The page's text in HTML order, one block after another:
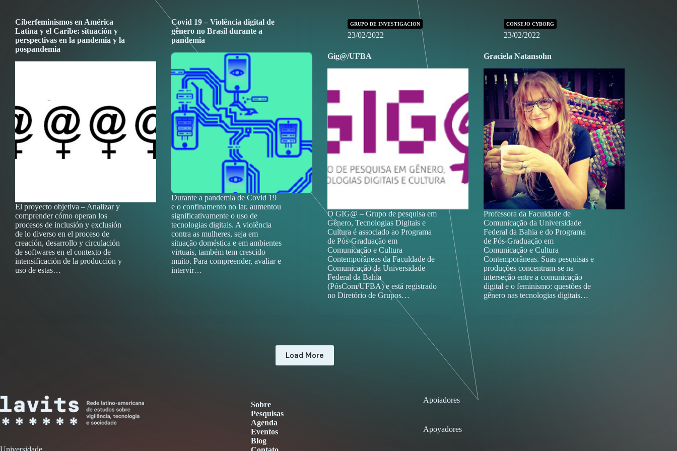
Ciberfeminismos en América
Latina y el Caribe: situación y
perspectivas en la pandemia y la
pospandemia
El proyecto objetiva – Analizar y
comprender cómo operan los
procesos de inclusión y exclusión
de lo diverso en el proceso de
creación, desarrollo y circulación
de softwares en el contexto de
intensificación de la producción y
uso de estas…
Covid 19 – Violência digital de
gênero no Brasil durante a
pandemia
Durante a pandemia de Covid 19
e o confinamento no lar, aumentou
significativamente o uso de
tecnologias digitais. A violência
contra as mulheres, seja em
situação doméstica e em ambientes
virtuais, também tem crescido
muito. Para compreender, avaliar e
intervir…
GRUPO DE INVESTIGACION
23/02/2022
Gig@/UFBA
O GIG@ – Grupo de pesquisa em
Gênero, Tecnologias Digitais e
Cultura é associado ao Programa
de Pós-Graduação em
Comunicação e Cultura
Contemporâneas da Faculdade de
Comunicação da Universidade
Federal da Bahia
(PósCom/UFBA) e está registrado
no Diretório de Grupos…
CONSEJO CYBORG
23/02/2022
Graciela Natansohn
Professora da Faculdade de
Comunicação da Universidade
Federal da Bahia e do Programa
de Pós-Graduação em
Comunicação e Cultura
Contemporâneas. Suas pesquisas e
produções concentram-se na
interseção entre a comunicação
digital e o feminismo: questões de
gênero nas tecnologias digitais…
Load More
Universidade
Sobre
Pesquisas
Agenda
Eventos
Blog
Apoiadores
Apoyadores